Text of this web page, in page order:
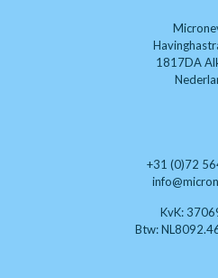
1817DA
+31 (0)72
KvK:
Btw: